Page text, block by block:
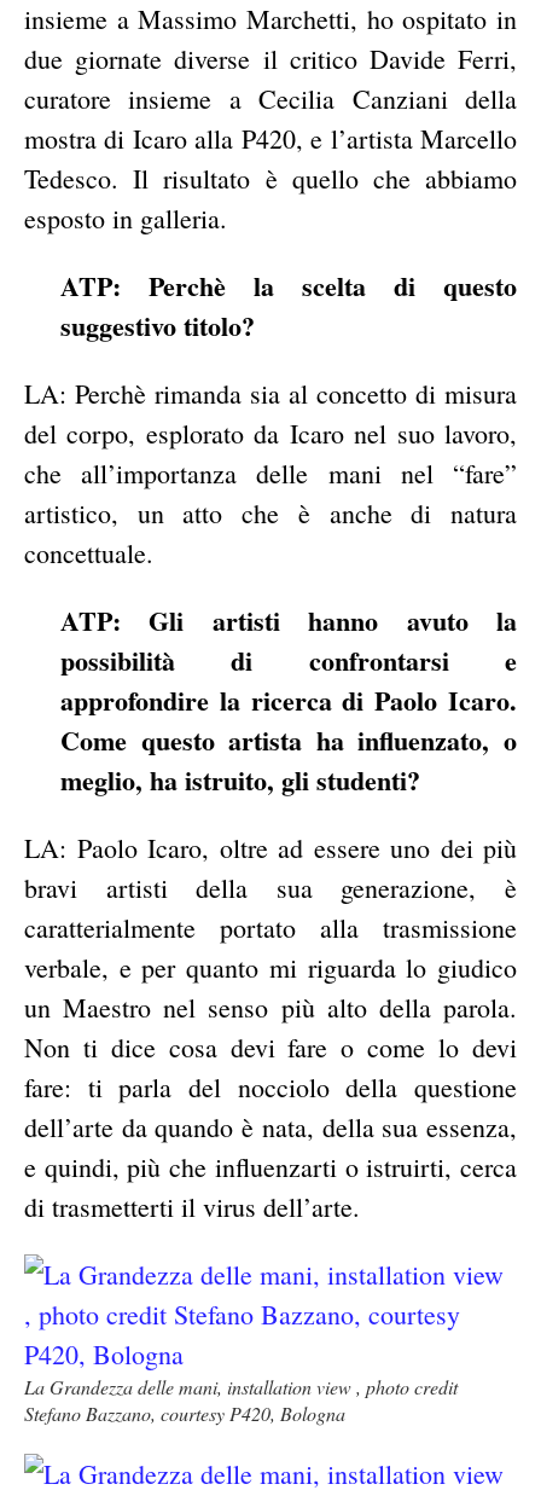
insieme a Massimo Marchetti, ho ospitato in
due giornate diverse il critico Davide Ferri,
curatore insieme a Cecilia Canziani della
mostra di Icaro alla P420, e l’artista Marcello
Tedesco. Il risultato è quello che abbiamo
esposto in galleria.
ATP: Perchè la scelta di questo
suggestivo titolo?
LA: Perchè rimanda sia al concetto di misura
del corpo, esplorato da Icaro nel suo lavoro,
che all’importanza delle mani nel “fare”
artistico, un atto che è anche di natura
concettuale.
ATP: Gli artisti hanno avuto la
possibilità di confrontarsi e
approfondire la ricerca di Paolo Icaro.
Come questo artista ha influenzato, o
meglio, ha istruito, gli studenti?
LA: Paolo Icaro, oltre ad essere uno dei più
bravi artisti della sua generazione, è
caratterialmente portato alla trasmissione
verbale, e per quanto mi riguarda lo giudico
un Maestro nel senso più alto della parola.
Non ti dice cosa devi fare o come lo devi
fare: ti parla del nocciolo della questione
dell’arte da quando è nata, della sua essenza,
e quindi, più che influenzarti o istruirti, cerca
di trasmetterti il virus dell’arte.
La Grandezza delle mani, installation view , photo credit
Stefano Bazzano, courtesy P420, Bologna